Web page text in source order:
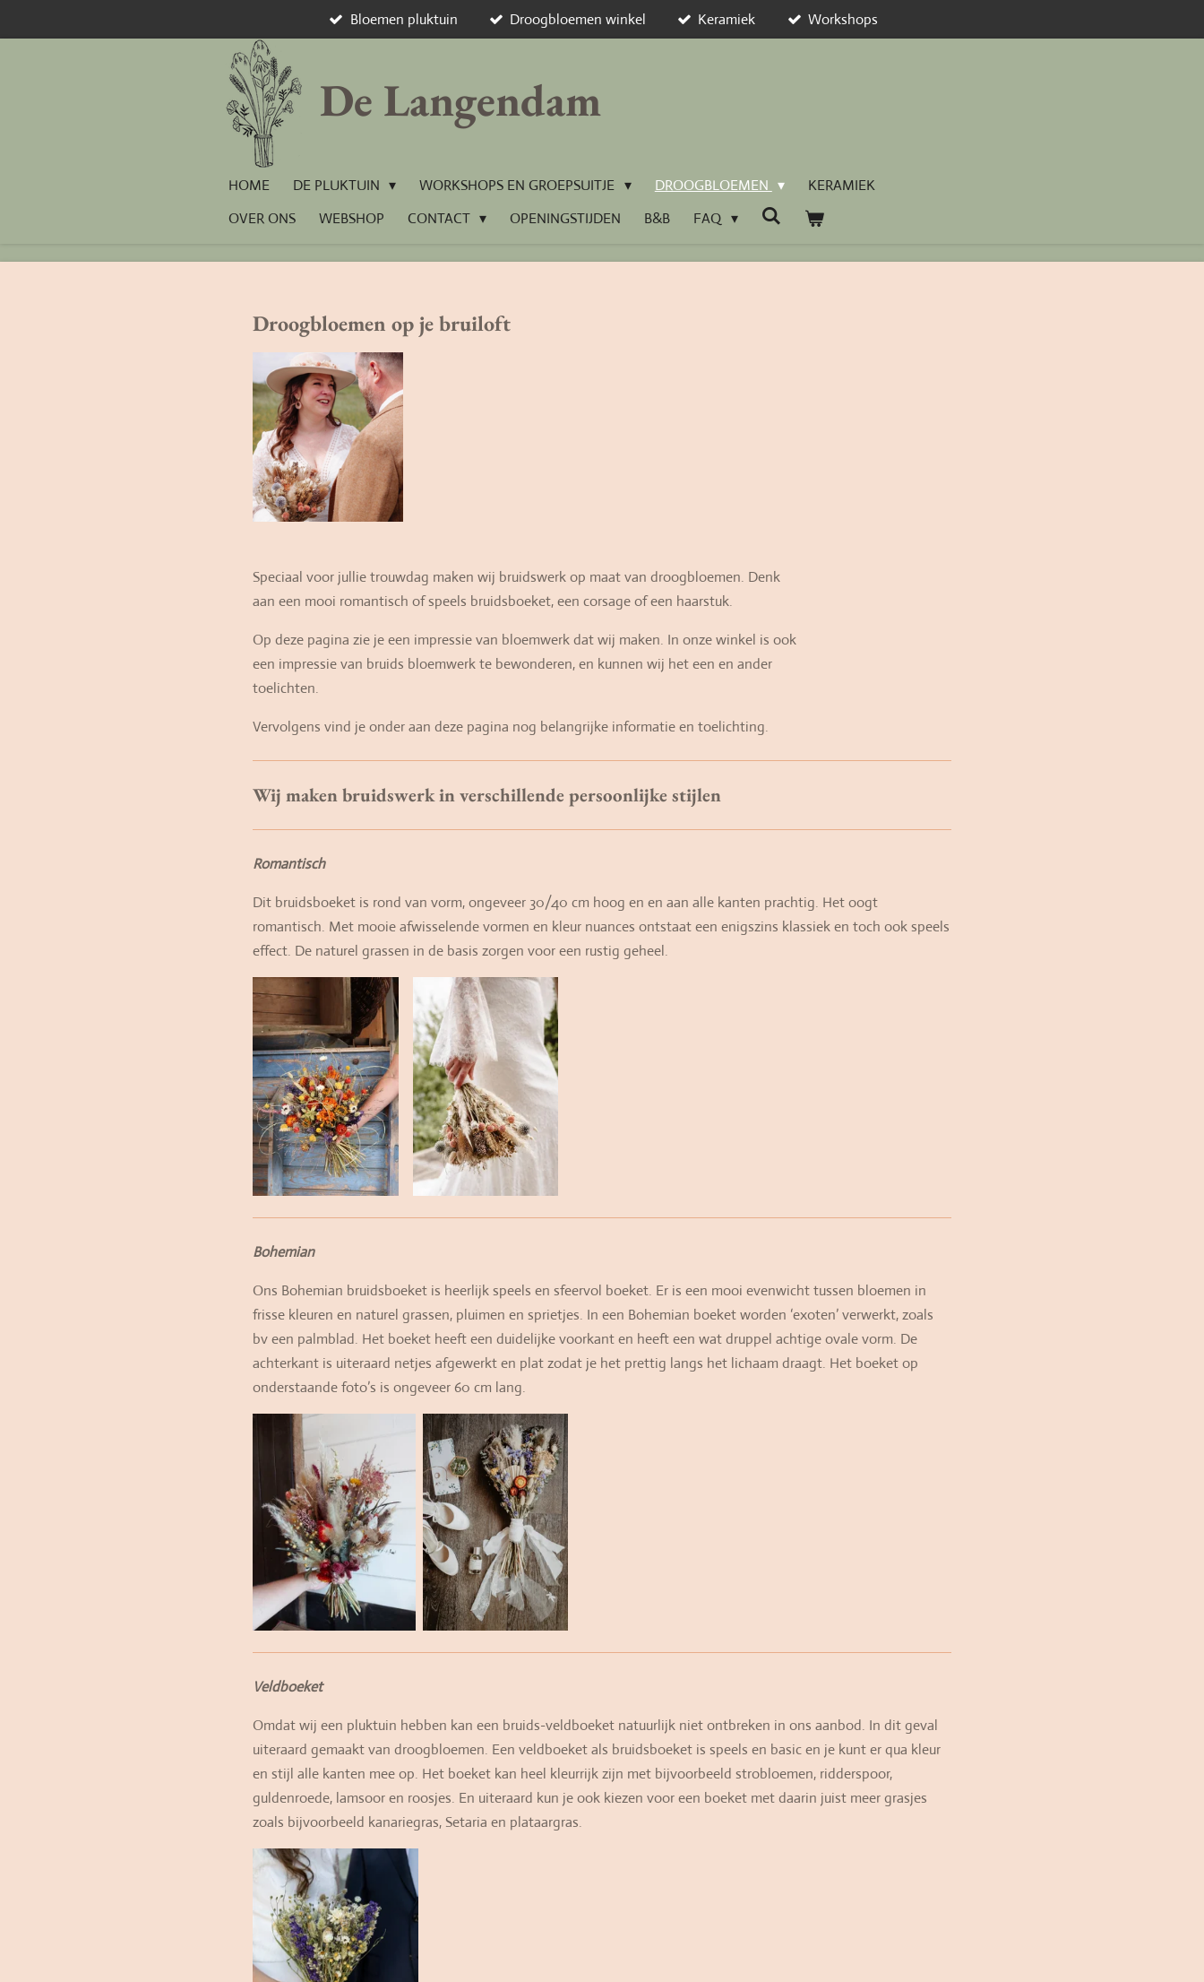
Bloemen pluktuin Droogbloemen winkel Keramiek Workshops
De Langendam
HOME DE PLUKTUIN WORKSHOPS EN GROEPSUITJE DROOGBLOEMEN
KERAMIEK
OVER ONS
WEBSHOP CONTACT OPENINGSTIJDEN B&B FAQ
Droogbloemen op je bruiloft
Speciaal voor jullie trouwdag maken wij bruidswerk op maat van droogbloemen. Denk
aan een mooi romantisch of speels bruidsboeket, een corsage of een haarstuk.
Op deze pagina zie je een impressie van bloemwerk dat wij maken. In onze winkel is ook
een impressie van bruids bloemwerk te bewonderen, en kunnen wij het een en ander
toelichten.
Vervolgens vind je onder aan deze pagina nog belangrijke informatie en toelichting.
Wij maken bruidswerk in verschillende persoonlijke stijlen
Romantisch
Dit bruidsboeket is rond van vorm, ongeveer 30/40 cm hoog en en aan alle kanten prachtig. Het oogt
romantisch. Met mooie afwisselende vormen en kleur nuances ontstaat een enigszins klassiek en toch ook speels
effect. De naturel grassen in de basis zorgen voor een rustig geheel.
Bohemian
Ons Bohemian bruidsboeket is heerlijk speels en sfeervol boeket. Er is een mooi evenwicht tussen bloemen in
frisse kleuren en naturel grassen, pluimen en sprietjes. In een Bohemian boeket worden ‘exoten’ verwerkt, zoals
bv een palmblad. Het boeket heeft een duidelijke voorkant en heeft een wat druppel achtige ovale vorm. De
achterkant is uiteraard netjes afgewerkt en plat zodat je het prettig langs het lichaam draagt. Het boeket op
onderstaande foto’s is ongeveer 60 cm lang.
Veldboeket
Omdat wij een pluktuin hebben kan een bruids-veldboeket natuurlijk niet ontbreken in ons aanbod. In dit geval
uiteraard gemaakt van droogbloemen. Een veldboeket als bruidsboeket is speels en basic en je kunt er qua kleur
en stijl alle kanten mee op. Het boeket kan heel kleurrijk zijn met bijvoorbeeld strobloemen, ridderspoor,
guldenroede, lamsoor en roosjes. En uiteraard kun je ook kiezen voor een boeket met daarin juist meer grasjes
zoals bijvoorbeeld kanariegras, Setaria en plataargras.